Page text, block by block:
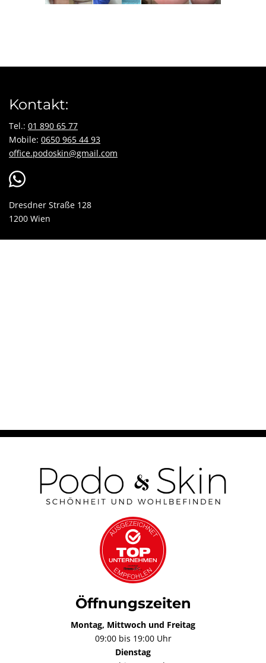
Kontakt:
Tel.: 01 890 65 77
Mobile: 0650 965 44 93
office.podoskin@gmail.com
Dresdner Straße 128
1200 Wien
Öffnungszeiten
Montag, Mittwoch und Freitag
09:00 bis 19:00 Uhr
Dienstag